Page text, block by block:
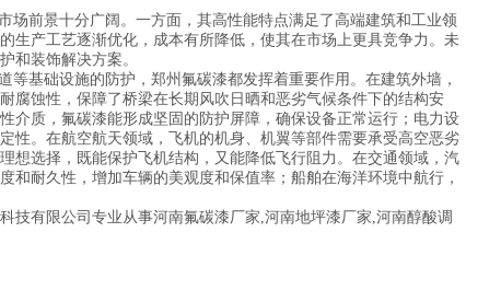
前景十分广阔。一方面，其高性能特点满足了高端建筑和工业领
生产工艺逐渐优化，成本有所降低，使其在市场上更具竞争力。未
和装饰解决方案。
基础设施的防护，郑州氟碳漆都发挥着重要作用。在建筑外墙，
腐蚀性，保障了桥梁在长期风吹日晒和恶劣气候条件下的结构安
介质，氟碳漆能形成坚固的防护屏障，确保设备正常运行；电力设
性。在航空航天领域，飞机的机身、机翼等部件需要承受高空恶劣
想选择，既能保护飞机结构，又能降低飞行阻力。在交通领域，汽
耐久性，增加车辆的美观度和保值率；船舶在海洋环境中航行，
技有限公司专业从事河南氟碳漆厂家,河南地坪漆厂家,河南醇酸调